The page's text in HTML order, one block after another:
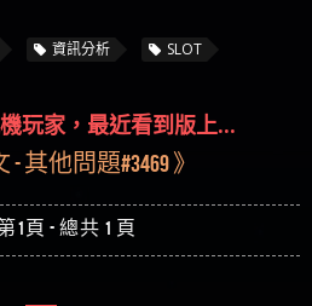
資訊分析
SLOT
玩家，最近看到版上...
- 其他問題#3469 》
1頁 - 總共 1 頁